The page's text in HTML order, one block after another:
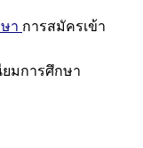
า การสมัครเข้า
ยมการศึกษา